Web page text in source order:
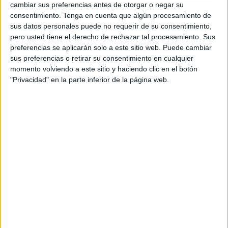
cambiar sus preferencias antes de otorgar o negar su
consentimiento. Tenga en cuenta que algún procesamiento de
sus datos personales puede no requerir de su consentimiento,
pero usted tiene el derecho de rechazar tal procesamiento. Sus
preferencias se aplicarán solo a este sitio web. Puede cambiar
sus preferencias o retirar su consentimiento en cualquier
momento volviendo a este sitio y haciendo clic en el botón
"Privacidad" en la parte inferior de la página web.
ESPECIAL PUBLICIDAD Y SALUD
Foco en salud
- La actividad de marketing y publicidad en el
sector salud vive un momento decisivo atrapada
entre la tradición regulatoria y la presión de la
transformación digital
- La inversión en publicidad para arropar